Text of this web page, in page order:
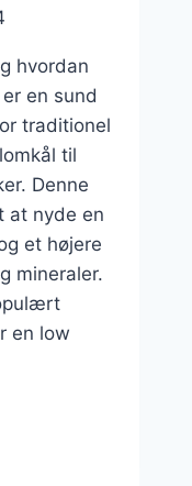
hvordan
en sund
traditionel
til
Denne
at nyde en
et højere
mineraler.
en low